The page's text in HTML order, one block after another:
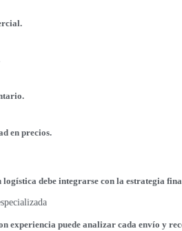
en precios.
debe integrarse con la estrategia
experiencia puede analizar cada envío y